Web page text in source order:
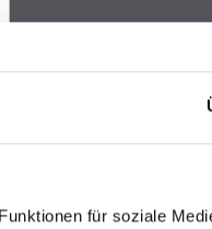
für soziale